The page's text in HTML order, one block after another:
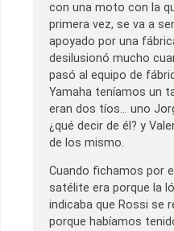
con una moto con la
primera vez, se va a
apoyado por una
desilusionó mucho
pasó al equipo de
Yamaha teníamos un
eran dos tíos… uno
¿qué decir de él? y
de los mismo.
Cuando fichamos por
satélite era porque la
indicaba que Rossi se
porque habíamos